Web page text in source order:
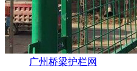
广州桥梁护栏网